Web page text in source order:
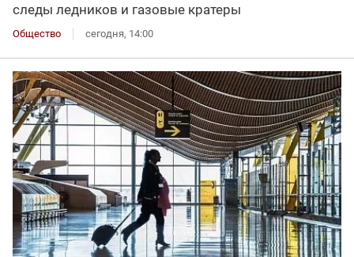
следы ледников и газовые кратеры
Общество сегодня, 14:00